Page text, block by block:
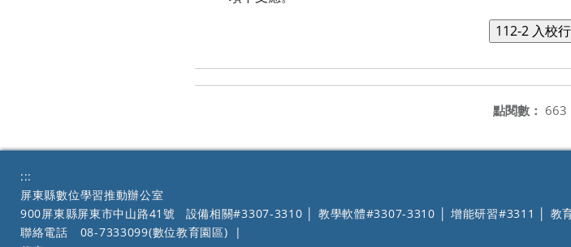
點閱數： 663
:::
屏東縣數位學習推動辦公室
900屏東縣屏東市中山路41號
設備相關#3307-3310 │ 教學軟體#3307-3310 │ 增能研習#3311 │ 教
聯絡電話
08-7333099(數位教育園區)
|